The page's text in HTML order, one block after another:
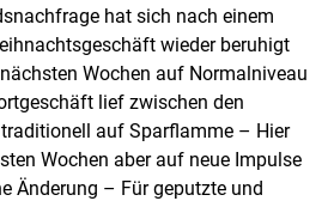
to main content
hat sich nach einem
wieder beruhigt
Wochen auf Normalniveau
lief zwischen den
auf Sparflamme – Hier
Wochen aber auf neue Impulse
Änderung – Für geputzte und